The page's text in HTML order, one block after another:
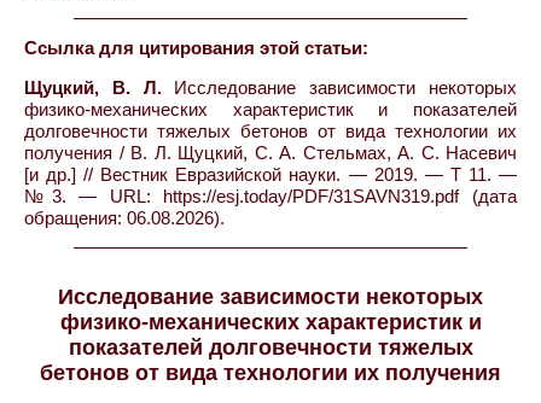
Ссылка для цитирования этой статьи:
Щуцкий, В. Л.Исследование зависимости некоторых
физико-механических характеристик и показателей
долговечности тяжелых бетонов от вида технологии их
получения / В. Л. Щуцкий, С. А. Стельмах, А. С. Насевич
[и др.] // Вестник Евразийской науки. — 2019. — Т 11. —
№3. — URL: https://esj.today/PDF/31SAVN319.pdf (дата
обращения: 06.08.2026).
Исследование зависимости некоторых
физико-механических характеристик и
показателей долговечности тяжелых
бетонов от вида технологии их получения